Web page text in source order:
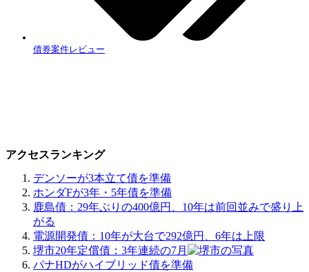
債券案件レビュー
アクセスランキング
デンソーが3本立て債を準備
ホンダFが3年・5年債を準備
鹿島債：29年ぶりの400億円、10年は前回並みで盛り上
がる
電源開発債：10年が大台で292億円、6年は上限
堺市20年定償債：3年連続の7月
パナHDがハイブリッド債を準備